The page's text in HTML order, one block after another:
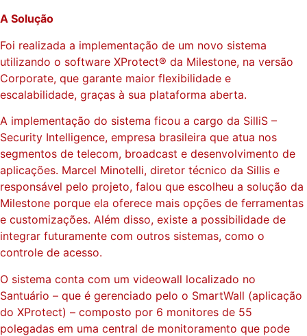
A Solução
Foi realizada a implementação de um novo sistema
utilizando o software XProtect® da Milestone, na versão
Corporate, que garante maior flexibilidade e
escalabilidade, graças à sua plataforma aberta.
A implementação do sistema ficou a cargo da SilliS –
Security Intelligence, empresa brasileira que atua nos
segmentos de telecom, broadcast e desenvolvimento de
aplicações. Marcel Minotelli, diretor técnico da Sillis e
responsável pelo projeto, falou que escolheu a solução da
Milestone porque ela oferece mais opções de ferramentas
e customizações. Além disso, existe a possibilidade de
integrar futuramente com outros sistemas, como o
controle de acesso.
O sistema conta com um videowall localizado no
Santuário – que é gerenciado pelo o SmartWall (aplicação
do XProtect) – composto por 6 monitores de 55
polegadas em uma central de monitoramento que pode